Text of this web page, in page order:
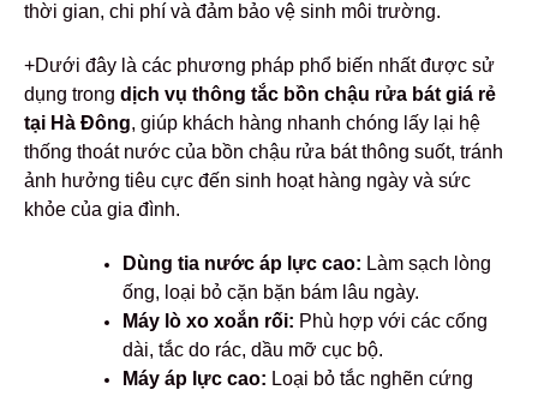
thời gian, chi phí và đảm bảo vệ sinh môi trường.
+Dưới đây là các phương pháp phổ biến nhất được sử
dụng trong dịch vụ thông tắc bồn chậu rửa bát giá rẻ
tại Hà Đông, giúp khách hàng nhanh chóng lấy lại hệ
thống thoát nước của bồn chậu rửa bát thông suốt, tránh
ảnh hưởng tiêu cực đến sinh hoạt hàng ngày và sức
khỏe của gia đình.
Dùng tia nước áp lực cao: Làm sạch lòng
ống, loại bỏ cặn bặn bám lâu ngày.
Máy lò xo xoắn rối: Phù hợp với các cống
dài, tắc do rác, dầu mỡ cục bộ.
Máy áp lực cao: Loại bỏ tắc nghẽn cứng